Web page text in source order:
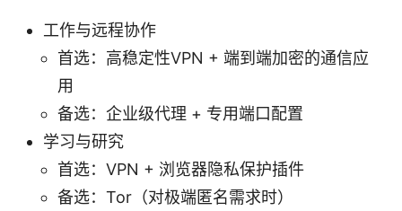
工作与远程协作
首选：高稳定性VPN + 端到端加密的通信应
用
备选：企业级代理 + 专用端口配置
学习与研究
首选：VPN + 浏览器隐私保护插件
备选：Tor（对极端匿名需求时）